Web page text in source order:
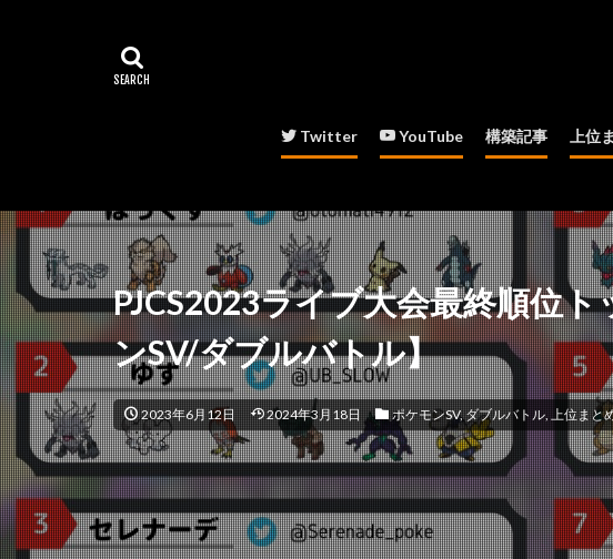
Twitter YouTube 構築記事 上位
PJCS2023ライブ大会最終順位
ンSV/ダブルバトル】
2023年6月12日 2024年3月18日 ポケモンSV, ダブルバトル, 上位まと